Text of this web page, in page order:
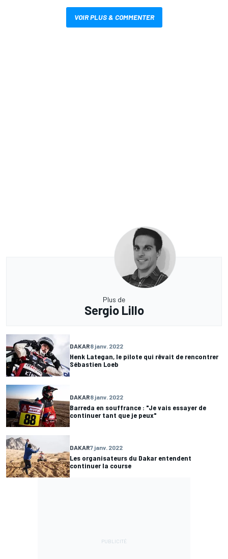
VOIR PLUS & COMMENTER
Plus de
Sergio Lillo
DAKAR8 janv. 2022
Henk Lategan, le pilote qui rêvait de rencontrer
Sébastien Loeb
DAKAR8 janv. 2022
Barreda en souffrance : "Je vais essayer de
continuer tant que je peux"
DAKAR7 janv. 2022
Les organisateurs du Dakar entendent
continuer la course